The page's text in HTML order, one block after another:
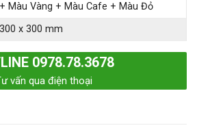
+ Màu Vàng + Màu Cafe + Màu Đỏ
300 x 300 mm
0978.78.3678
vấn qua điện thoại